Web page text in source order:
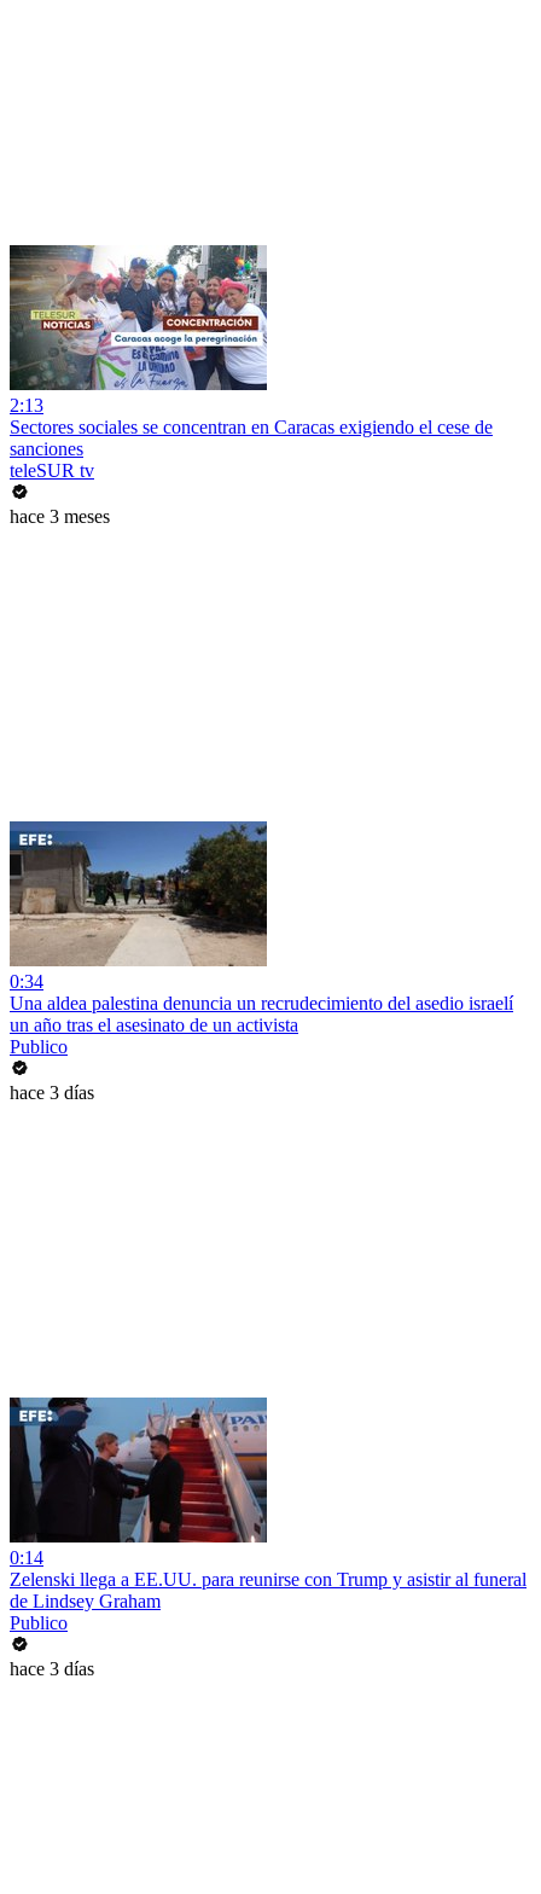
2:13
Sectores sociales se concentran en Caracas exigiendo el cese de
sanciones
teleSUR tv
hace 3 meses
0:34
Una aldea palestina denuncia un recrudecimiento del asedio israelí
un año tras el asesinato de un activista
Publico
hace 3 días
0:14
Zelenski llega a EE.UU. para reunirse con Trump y asistir al funeral
de Lindsey Graham
Publico
hace 3 días